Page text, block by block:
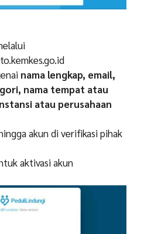
nama lengkap, email,
nama tempat atau
atau perusahaan
akun di verifikasi pihak
aktivasi akun